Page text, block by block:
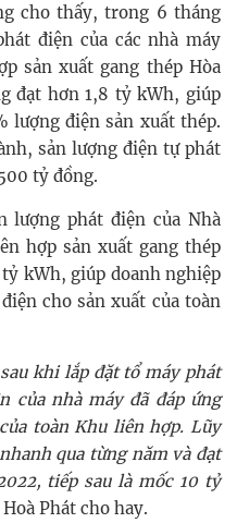
cho thấy, trong 6 tháng
điện của các nhà máy
sản xuất gang thép Hòa
đạt hơn 1,8 tỷ kWh, giúp
lượng điện sản xuất thép.
sản lượng điện tự phát
tỷ đồng.
lượng phát điện của Nhà
hợp sản xuất gang thép
kWh, giúp doanh nghiệp
cho sản xuất của toàn
khi lắp đặt tổ máy phát
của nhà máy đã đáp ứng
toàn Khu liên hợp. Lũy
qua từng năm và đạt
tiếp sau là mốc 10 tỷ
Phát cho hay.